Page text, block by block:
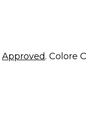
Approved. Colore